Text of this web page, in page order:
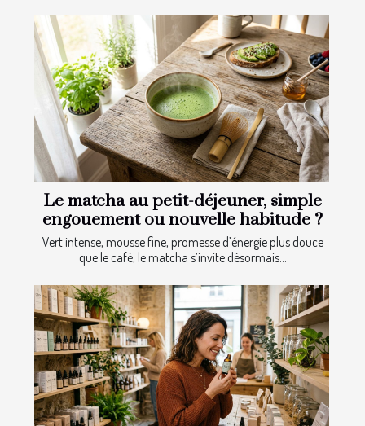
Le matcha au petit-déjeuner, simple
engouement ou nouvelle habitude ?
Vert intense, mousse fine, promesse d’énergie plus douce
que le café, le matcha s’invite désormais...